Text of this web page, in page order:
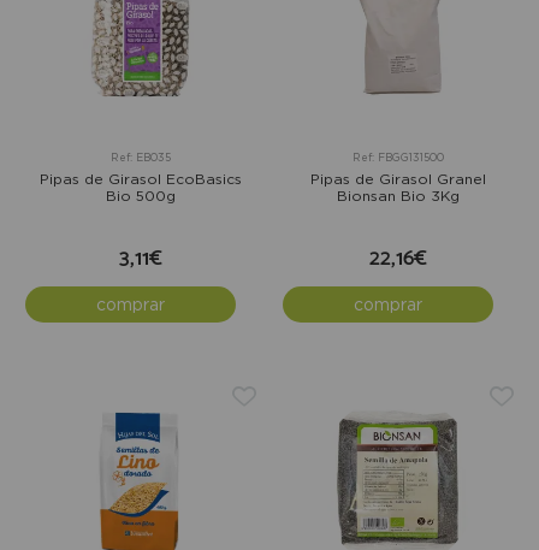
Ref: EB035
Pipas de Girasol EcoBasics
Bio 500g
3,11€
comprar
Ref: FBGG131500
Pipas de Girasol Granel
Bionsan Bio 3Kg
22,16€
comprar